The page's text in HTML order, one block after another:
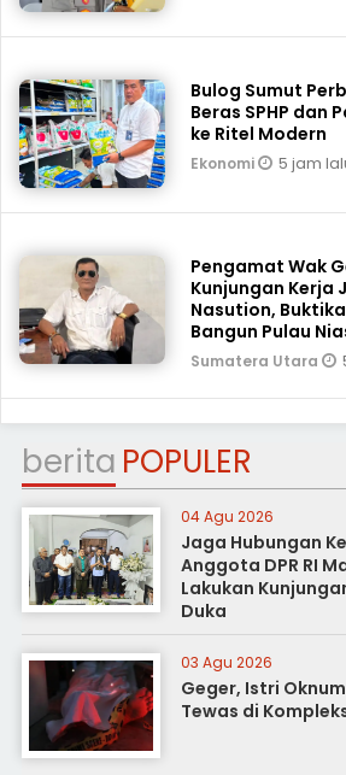
Bulog Sumut
Beras SPHP dan
ke Ritel Modern
Ekonomi 5 jam
Pengamat Wak
Kunjungan Kerja
Nasution,
Bangun Pulau
Sumatera Utara
berita POPULER
04 Agu 2026
Jaga Hubungan
Anggota DPR RI
Lakukan
Duka
03 Agu 2026
Geger, Istri
Tewas di